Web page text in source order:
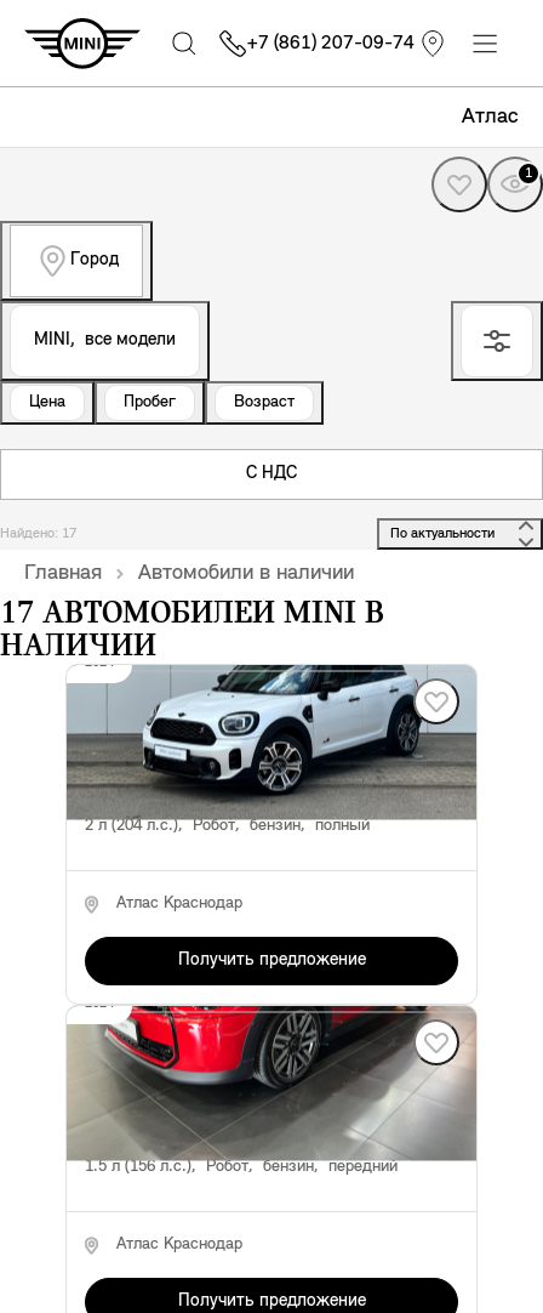
Атлас
+7 (861) 207-09-74
1
Город
MINI, все модели
Цена Пробег Возраст
С НДС
Найдено: 17
Главная Автомобили в наличии
17 АВТОМОБИЛЕЙ MINI В
НАЛИЧИИ
MINI Countryman
2024
4 600 000 ₽
11 414 км
полный привод
2 л (204 л.с.), Робот, бензин, полный
Атлас Краснодар
Получить предложение
MINI Hatch
2024
4 090 000 ₽ 4 790 000 ₽
передний привод
1.5 л (156 л.с.), Робот, бензин, передний
Атлас Краснодар
Получить предложение